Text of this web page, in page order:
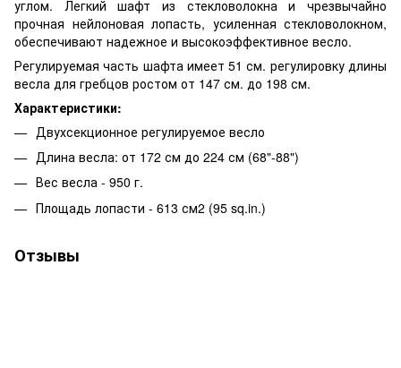
углом. Легкий шафт из стекловолокна и чрезвычайно
прочная нейлоновая лопасть, усиленная стекловолокном,
обеспечивают надежное и высокоэффективное весло.
Регулируемая часть шафта имеет 51 см. регулировку длины
весла для гребцов ростом от 147 см. до 198 см.
Характеристики:
Двухсекционное регулируемое весло
Длина весла: от 172 см до 224 см (68"-88")
Вес весла - 950 г.
Площадь лопасти - 613 см2 (95 sq.in.)
Отзывы